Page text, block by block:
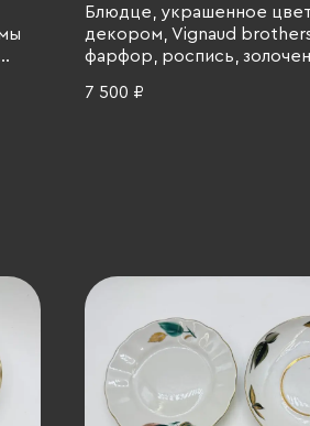
Блюдце, украшенное
декором, Vignaud
фарфор, роспись,
7 500 ₽